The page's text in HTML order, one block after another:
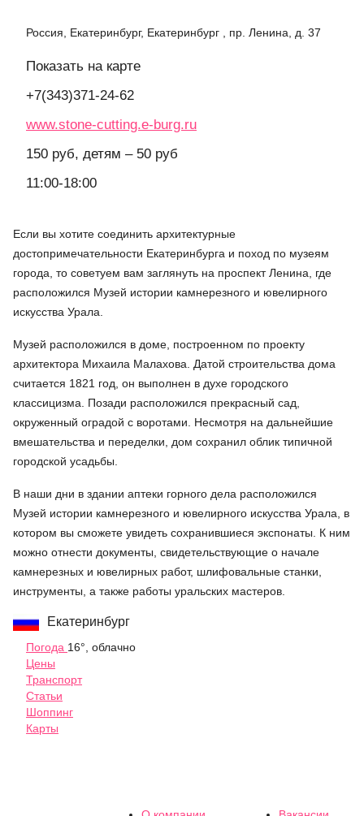
Россия, Екатеринбург, Екатеринбург , пр. Ленина, д. 37
Показать на карте
+7(343)371-24-62
www.stone-cutting.e-burg.ru
150 руб, детям – 50 руб
11:00-18:00
Если вы хотите соединить архитектурные
достопримечательности Екатеринбурга и поход по музеям
города, то советуем вам заглянуть на проспект Ленина, где
расположился Музей истории камнерезного и ювелирного
искусства Урала.
Музей расположился в доме, построенном по проекту
архитектора Михаила Малахова. Датой строительства дома
считается 1821 год, он выполнен в духе городского
классицизма. Позади расположился прекрасный сад,
окруженный оградой с воротами. Несмотря на дальнейшие
вмешательства и переделки, дом сохранил облик типичной
городской усадьбы.
В наши дни в здании аптеки горного дела расположился
Музей истории камнерезного и ювелирного искусства Урала, в
котором вы сможете увидеть сохранившиеся экспонаты. К ним
можно отнести документы, свидетельствующие о начале
камнерезных и ювелирных работ, шлифовальные станки,
инструменты, а также работы уральских мастеров.
Екатеринбург
Погода 16°, облачно
Цены
Транспорт
Статьи
Шоппинг
Карты